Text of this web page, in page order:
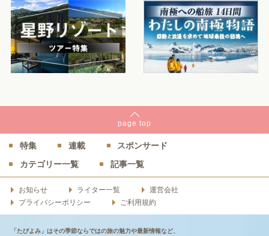
page top
特集 連載
スポンサード
カテゴリー一覧
記事一覧
お知らせ ライター一覧
運営会社
プライバシーポリシー
ご利用規約
「たびよみ」はその季節ならではの旅の魅力や最新情報など、